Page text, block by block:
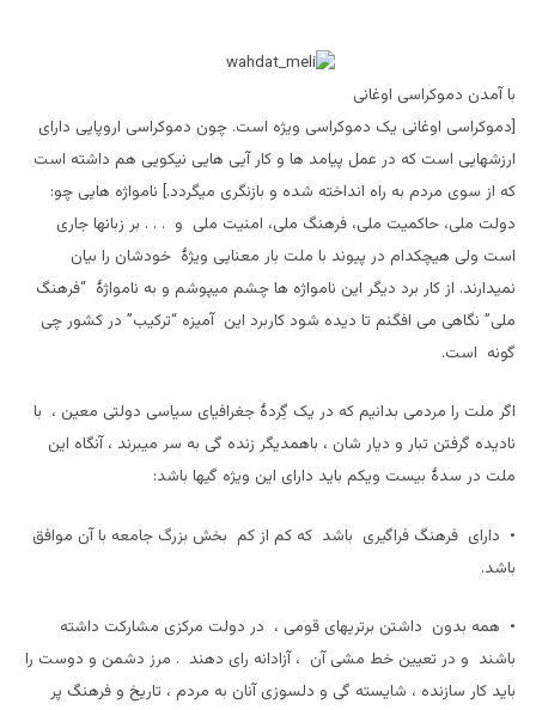
با آمدن دموکراسی اوغانی
[دموکراسی اوغانی یک دموکراسی ویژه است. چون دموکراسی اروپایی دارای
ارزشهایی است که در عمل پیامد ها و کار آیی هایی نیکویی هم داشته است
که از سوی مردم به راه انداخته شده و بازنگری میگردد.] نامواژه هایی چو:
دولت ملی، حاکمیت ملی، فرهنگ ملی، امنیت ملی و . . . بر زبانها جاری
است ولی هیچکدام در پیوند با ملت بار معنایی ویژۀ خودشان را بیان
نمیدارند. از کار برد دیگر این نامواژه ها چشم میپوشم و به نامواژۀ “فرهنگ
ملی” نگاهی می افگنم تا دیده شود کاربرد این آمیزه “ترکیب” در کشور چی
گونه است.
اگر ملت را مردمی بدانیم که در یک گِردۀ جغرافیای سیاسی دولتی معین ، با
نادیده گرفتن تبار و دیار شان ، باهمدیگر زنده گی به سر میبرند ، آنگاه این
ملت در سدۀ بیست ویکم باید دارای این ویژه گیها باشد:
• دارای فرهنگ فراگیری باشد که کم از کم بخش بزرگ جامعه با آن موافق
باشد.
• همه بدون داشتن برتریهای قومی ، در دولت مرکزی مشارکت داشته
باشند و در تعیین خط مشی آن ، آزادانه رای دهند . مرز دشمن و دوست را
باید کار سازنده ، شایسته گی و دلسوزی آنان به مردم ، تاریخ و فرهنگ پر